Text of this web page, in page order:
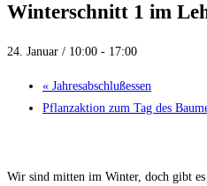
Winterschnitt 1 im
24. Januar / 10:00 - 17:00
« Jahresabschlußessen
Pflanzaktion zum Tag des
Wir sind mitten im Winter, doch gibt